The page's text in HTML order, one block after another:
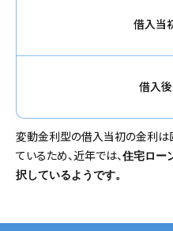
借入当
借入
変動金利型の借入当初の金利は
ているため、近年では、住宅ロー
択しているようです。